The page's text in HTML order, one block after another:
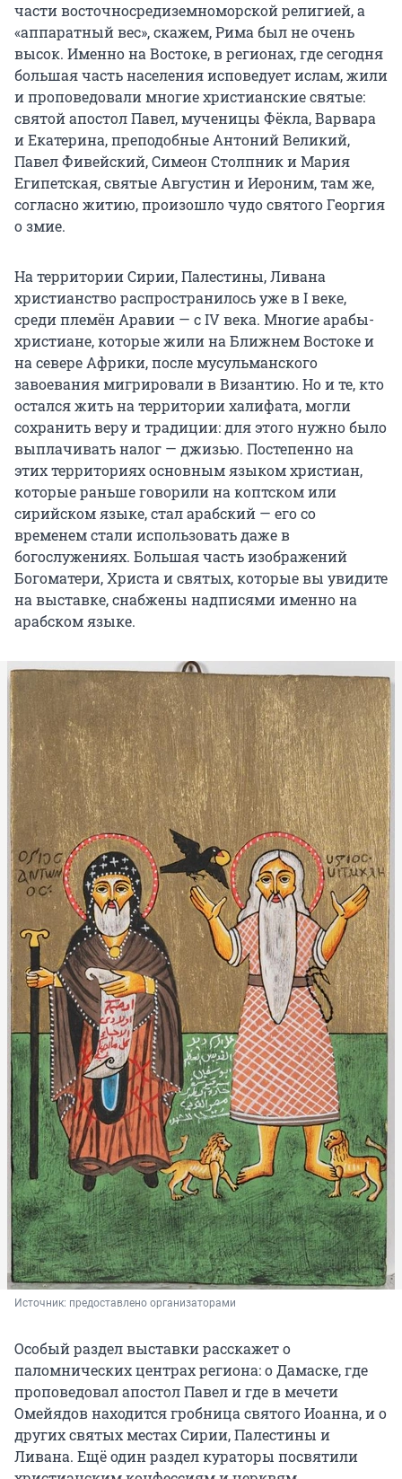
части восточносредиземноморской религией, а
«аппаратный вес», скажем, Рима был не очень
высок. Именно на Востоке, в регионах, где сегодня
большая часть населения исповедует ислам, жили
и проповедовали многие христианские святые:
святой апостол Павел, мученицы Фёкла, Варвара
и Екатерина, преподобные Антоний Великий,
Павел Фивейский, Симеон Столпник и Мария
Египетская, святые Августин и Иероним, там же,
согласно житию, произошло чудо святого Георгия
о змие.
На территории Сирии, Палестины, Ливана
христианство распространилось уже в I веке,
среди племён Аравии — с IV века. Многие арабы-
христиане, которые жили на Ближнем Востоке и
на севере Африки, после мусульманского
завоевания мигрировали в Византию. Но и те, кто
остался жить на территории халифата, могли
сохранить веру и традиции: для этого нужно было
выплачивать налог — джизью. Постепенно на
этих территориях основным языком христиан,
которые раньше говорили на коптском или
сирийском языке, стал арабский — его со
временем стали использовать даже в
богослужениях. Большая часть изображений
Богоматери, Христа и святых, которые вы увидите
на выставке, снабжены надписями именно на
арабском языке.
Источник: предоставлено организаторами
Особый раздел выставки расскажет о
паломнических центрах региона: о Дамаске, где
проповедовал апостол Павел и где в мечети
Омейядов находится гробница святого Иоанна, и о
других святых местах Сирии, Палестины и
Ливана. Ещё один раздел кураторы посвятили